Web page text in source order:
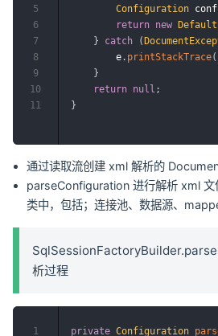
Configuration
return new
}
catch (
        e
. printStackTrace(
}
return null ;
}
5
6
7
8
9
10
11
通过读取流创建 xml 解析的
parseConfiguration 进行解析 xml 文
类中，包括；连接池、数据源、
析过程
private Configuration
1